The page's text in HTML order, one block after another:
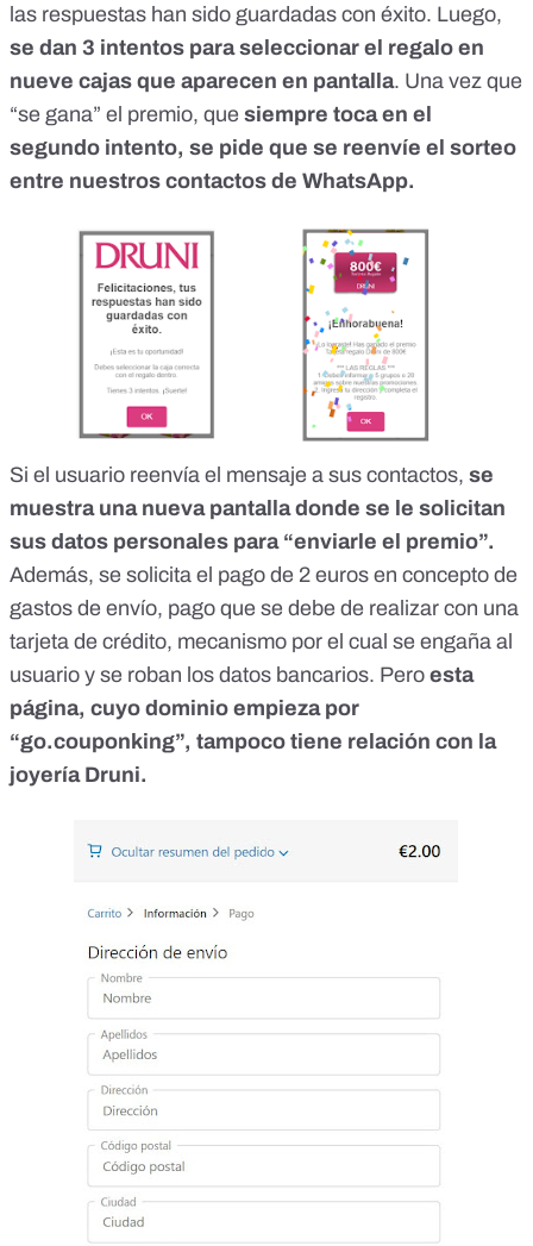
las respuestas han sido guardadas con éxito. Luego,
se dan 3 intentos para seleccionar el regalo en
nueve cajas que aparecen en pantalla. Una vez que
“se gana” el premio, que siempre toca en el
segundo intento, se pide que se reenvíe el sorteo
entre nuestros contactos de WhatsApp.
Si el usuario reenvía el mensaje a sus contactos, se
muestra una nueva pantalla donde se le solicitan
sus datos personales para “enviarle el premio”.
Además, se solicita el pago de 2 euros en concepto de
gastos de envío, pago que se debe de realizar con una
tarjeta de crédito, mecanismo por el cual se engaña al
usuario y se roban los datos bancarios. Pero esta
página, cuyo dominio empieza por
“go.couponking”, tampoco tiene relación con la
joyería Druni.